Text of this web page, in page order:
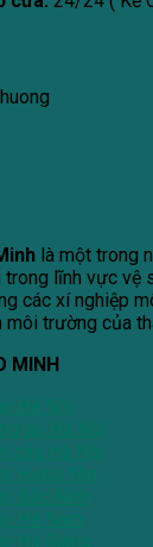
là một trong
lĩnh vực vệ
các xí nghiệp
trường của
MINH